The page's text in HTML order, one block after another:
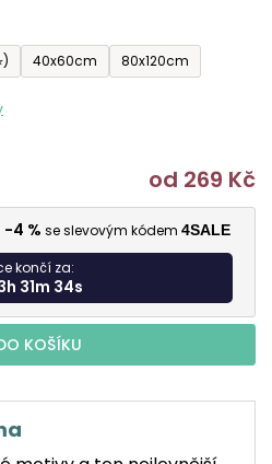
40x60cm 80x120cm
od 269 Kč
-4 % se slevovým kódem 4SALE
končí za:
31m 33s
KOŠÍKU